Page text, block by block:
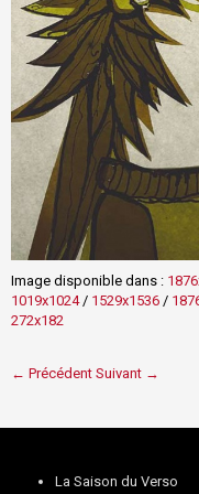
Image disponible dans :
1019x1024/ 1529x1536 /
272x182
← Précédent Suivant →
La Saison du Verso